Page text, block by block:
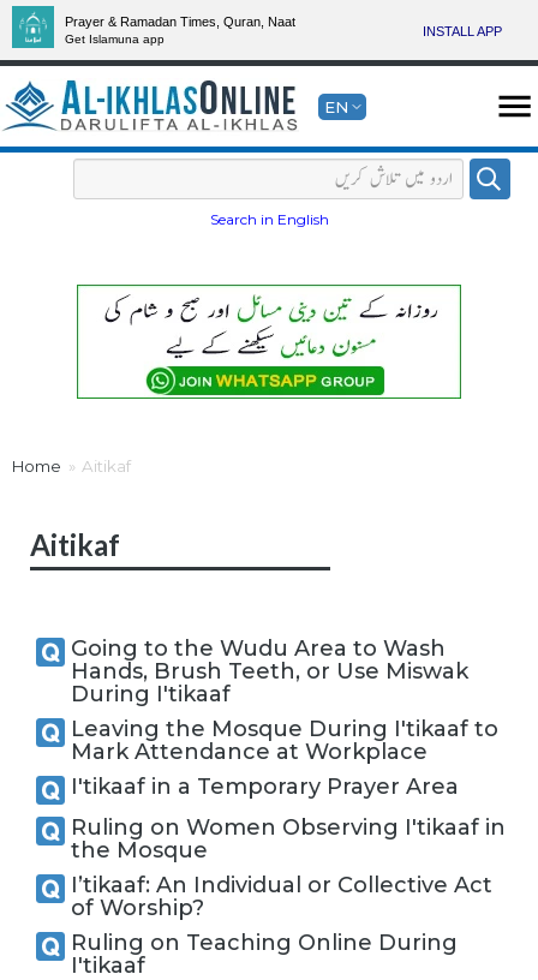
Prayer & Ramadan Times, Quran, Naat
Get Islamuna app
INSTALL APP
EN
Search in English
Home Aitikaf
Aitikaf
Going to the Wudu Area to Wash
Hands, Brush Teeth, or Use Miswak
During I'tikaaf
Leaving the Mosque During I'tikaaf to
Mark Attendance at Workplace
I'tikaaf in a Temporary Prayer Area
Ruling on Women Observing I'tikaaf in
the Mosque
I’tikaaf: An Individual or Collective Act
of Worship?
Ruling on Teaching Online During
I'tikaaf